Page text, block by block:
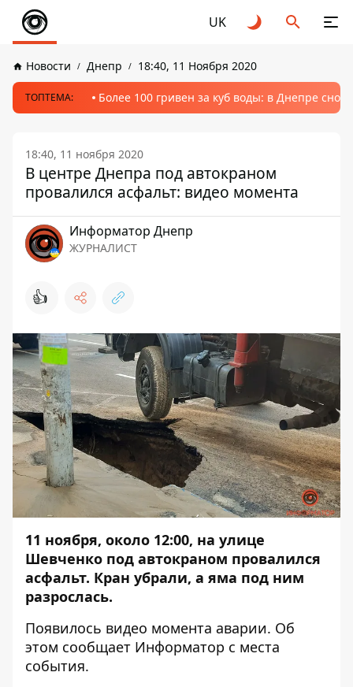
UK
Новости Днепр 18:40, 11 Ноября 2020
ТОПТЕМА: Более 100 гривен за куб воды: в Днепре
18:40, 11 ноября 2020
В центре Днепра под автокраном
провалился асфальт: видео момента
Информатор Днепр
ЖУРНАЛИСТ
👍
11 ноября, около 12:00, на улице
Шевченко под автокраном провалился
асфальт. Кран убрали, а яма под ним
разрослась.
Появилось видео момента аварии. Об
этом сообщает Информатор с места
события.